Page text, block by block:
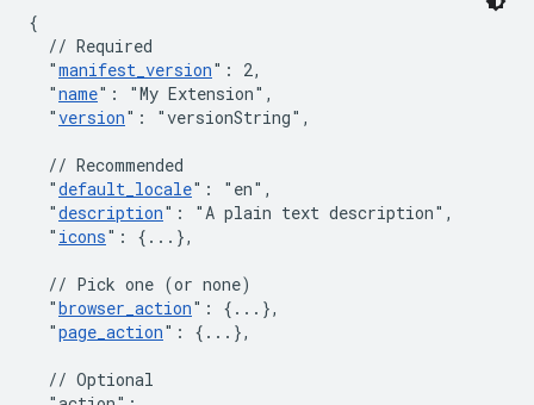
{
// Required
"manifest_version" : 2,
"name" : "My Extension" ,
"version" : "versionString" ,
// Recommended
"default_locale" : "en" ,
"description" : "A plain text description" ,
" icons" : { ... },
// Pick one (or none)
"browser_action" : { ... },
"page_action" : { ... },
// Optional